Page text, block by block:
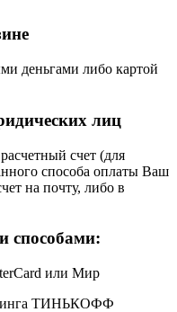
деньгами либо картой
лиц
счет (для
способа оплаты Ваш
на почту, либо в
способами:
или Мир
ТИНЬКОФФ